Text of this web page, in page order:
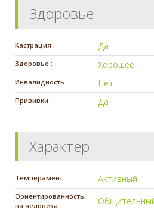
Здоровье
Кастрация : Да
Здоровье : Хорошее
Инвалидность : Нет
Прививки : Да
Характер
Темперамент : Активный
Ориентированность
на человека :